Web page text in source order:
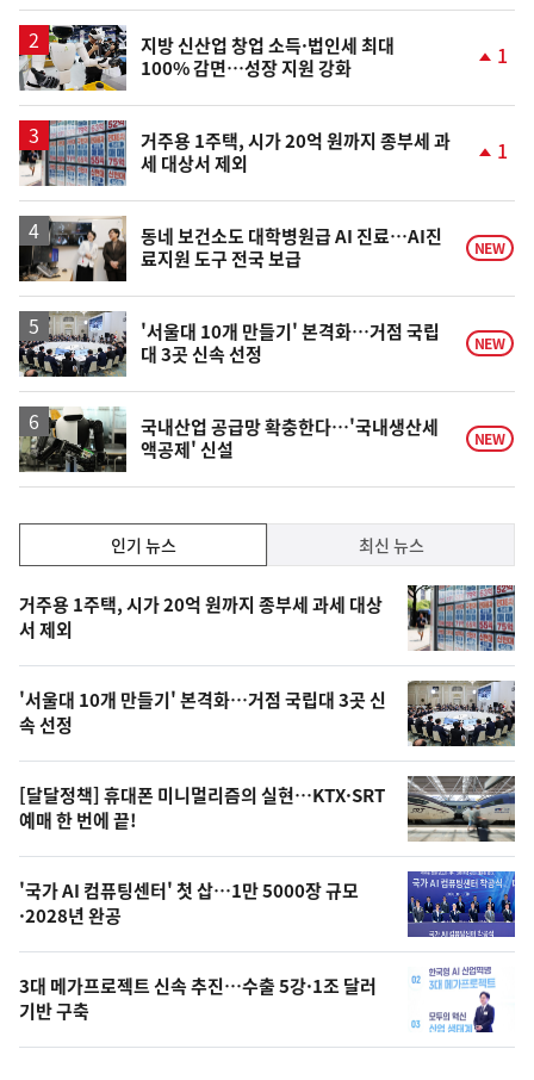
일
지방 신산업 창업 소득·법인세 최대
100% 감면…성장 지원 강화
1
거주용 1주택, 시가 20억 원까지 종부세 과
세 대상서 제외
승
1
동네 보건소도 대학병원급 AI 진료…AI진
료지원 도구 전국 보급
NEW
'서울대 10개 만들기' 본격화…거점 국립
대 3곳 신속 선정
NEW
국내산업 공급망 확충한다…'국내생산세
액공제' 신설
NEW
기,
최
신,
오
늘
의
영
상
오
의
사
진
인기 뉴스 최신 뉴스
기
뉴
스
거주용 1주택, 시가 20억 원까지 종부세 과세 대상
서 제외
'서울대 10개 만들기' 본격화…거점 국립대 3곳 신
속 선정
[달달정책] 휴대폰 미니멀리즘의 실현…KTX·SRT
예매 한 번에 끝!
'국가 AI 컴퓨팅센터' 첫 삽…1만 5000장 규모
·2028년 완공
3대 메가프로젝트 신속 추진…수출 5강·1조 달러
기반 구축